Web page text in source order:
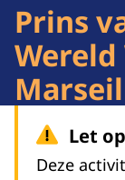
Prins
Let
Deze